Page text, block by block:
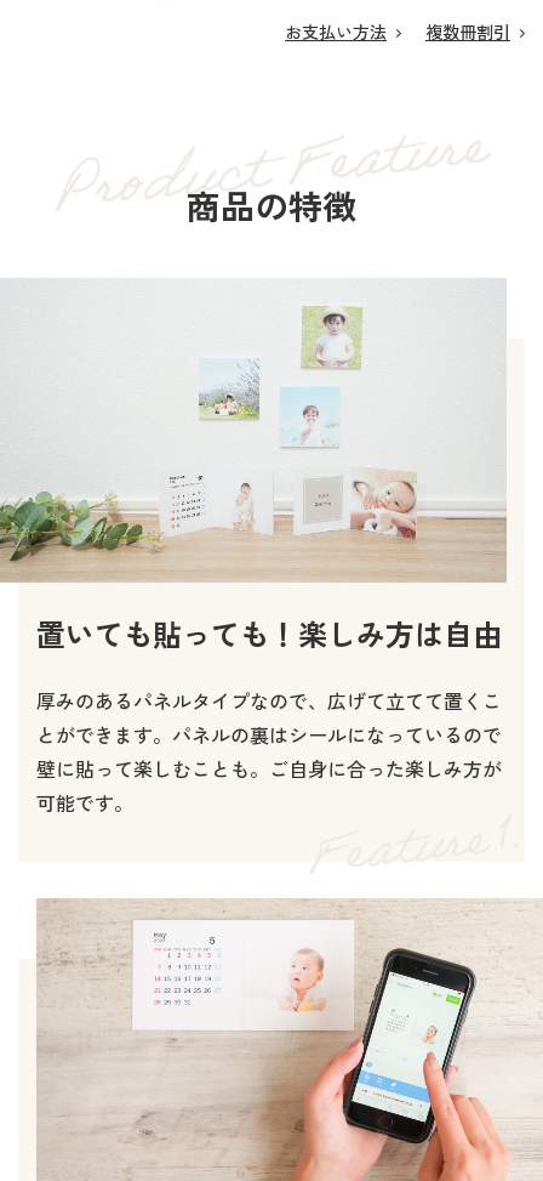
お支払い方法 複数冊割引
商品の特徴
置いても貼っても！楽しみ方は自由
厚みのあるパネルタイプなので、広げて立てて置くこ
とができます。パネルの裏はシールになっているので
壁に貼って楽しむことも。ご自身に合った楽しみ方が
可能です。